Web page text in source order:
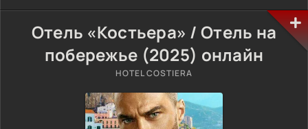
Отель «Костьера» / Отель на
побережье (2025) онлайн
HOTEL COSTIERA